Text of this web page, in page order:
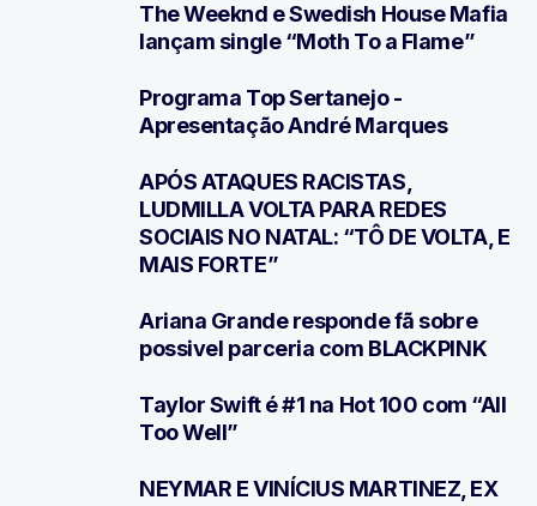
The Weeknd e Swedish House Mafia
lançam single “Moth To a Flame”
Programa Top Sertanejo -
Apresentação André Marques
APÓS ATAQUES RACISTAS,
LUDMILLA VOLTA PARA REDES
SOCIAIS NO NATAL: “TÔ DE VOLTA, E
MAIS FORTE”
Ariana Grande responde fã sobre
possivel parceria com BLACKPINK
Taylor Swift é #1 na Hot 100 com “All
Too Well”
NEYMAR E VINÍCIUS MARTINEZ, EX